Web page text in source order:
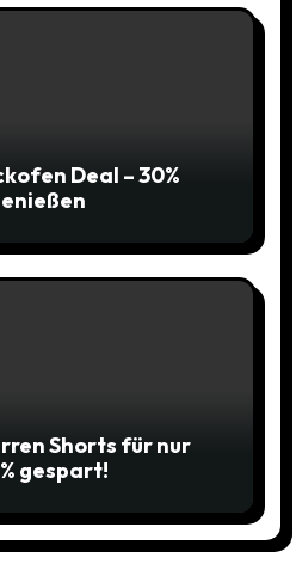
Deal – 30%
Shorts für nur
gespart!